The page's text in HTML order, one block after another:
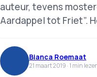
auteur, tevens
Aardappel tot Friet”.
Bianca Roemaat
21 maart 2019 ·1 min